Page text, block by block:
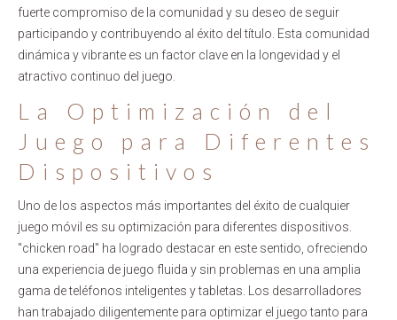
fuerte compromiso de la comunidad y su deseo de seguir
participando y contribuyendo al éxito del título. Esta comunidad
dinámica y vibrante es un factor clave en la longevidad y el
atractivo continuo del juego.
La Optimización del
Juego para Diferentes
Dispositivos
Uno de los aspectos más importantes del éxito de cualquier
juego móvil es su optimización para diferentes dispositivos.
"chicken road" ha logrado destacar en este sentido, ofreciendo
una experiencia de juego fluida y sin problemas en una amplia
gama de teléfonos inteligentes y tabletas. Los desarrolladores
han trabajado diligentemente para optimizar el juego tanto para